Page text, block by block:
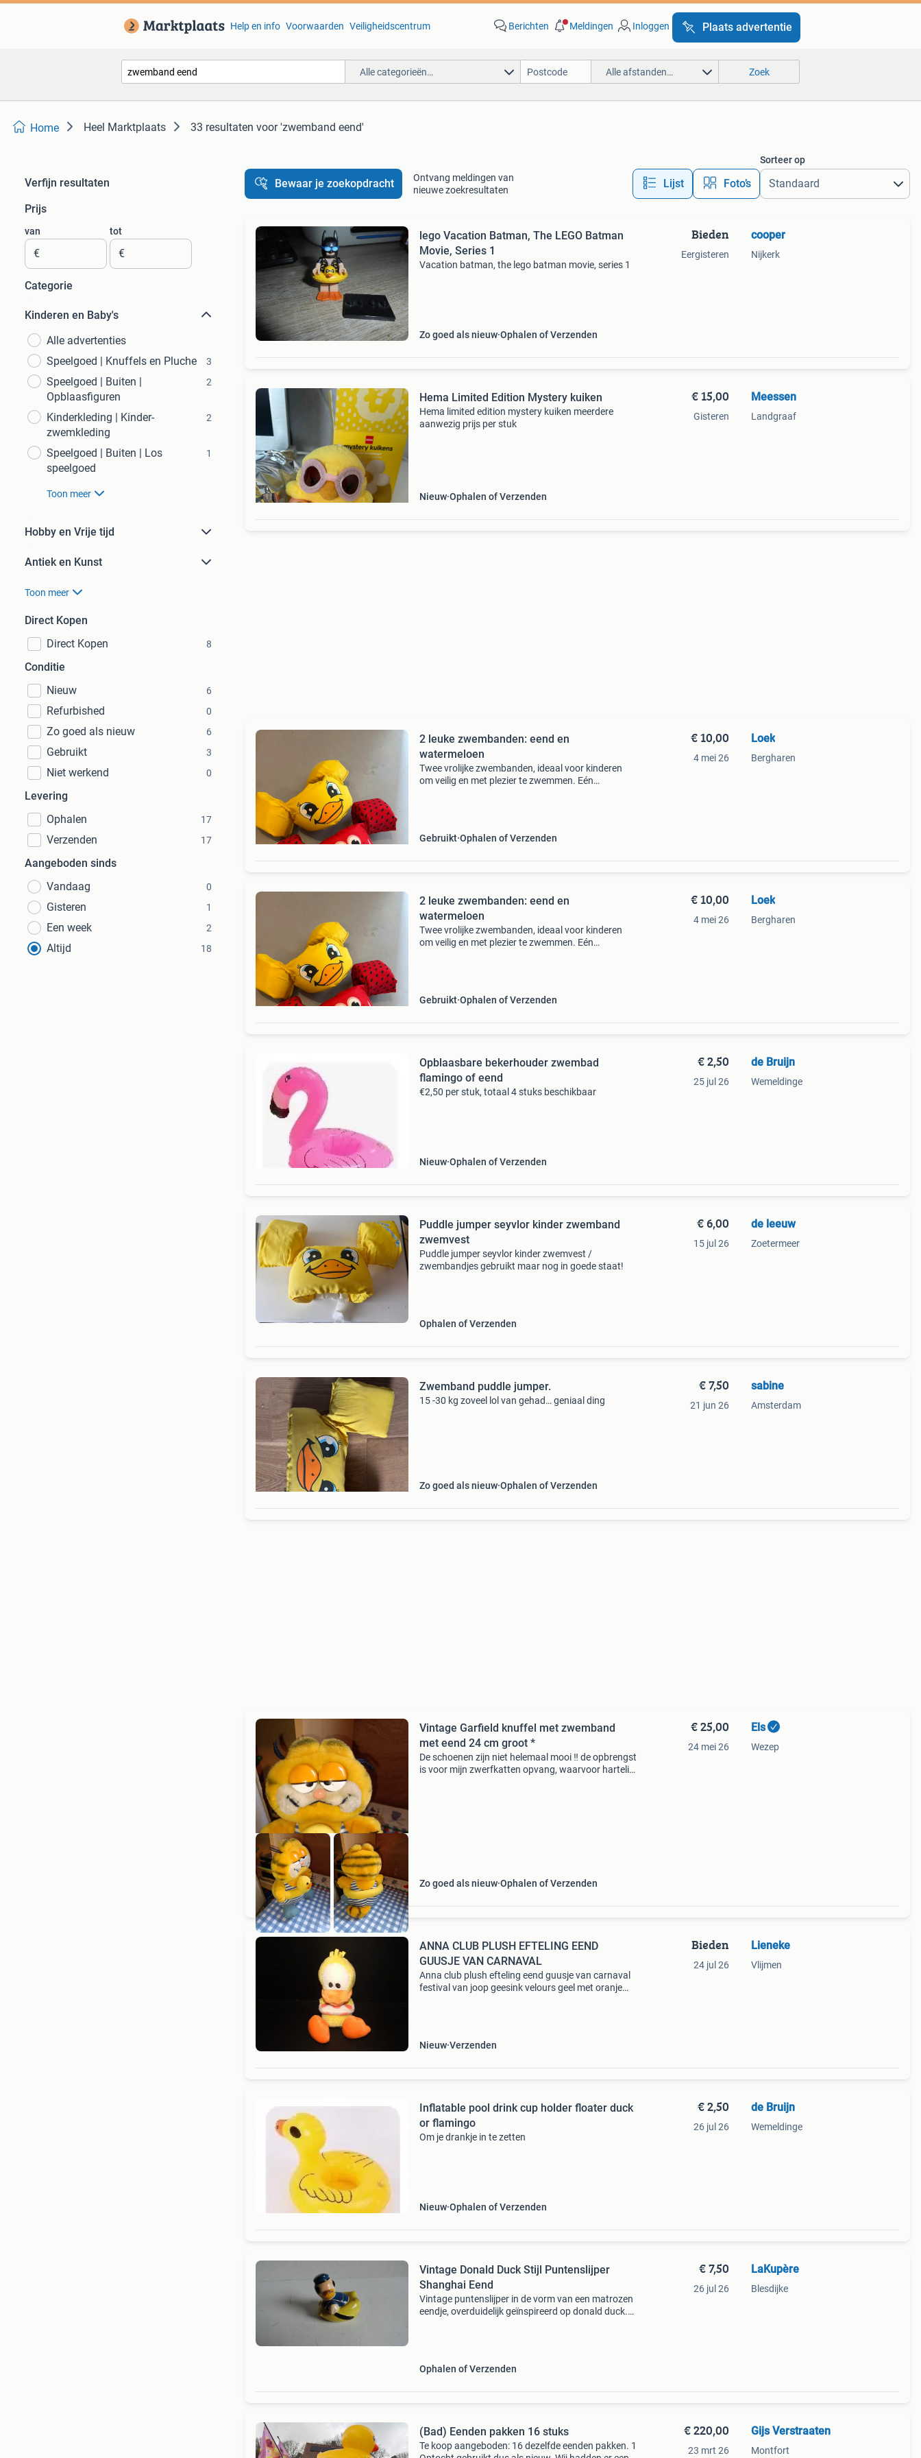
Help en info Voorwaarden Veiligheidscentrum Berichten Meldingen Inloggen Plaats advertentie
Alle categorieën… Alle afstanden… Zoek
Home Heel Marktplaats 33 resultaten voor 'zwemband eend'
Verfijn resultaten
Prijs
van
€
tot
€
Categorie
Kinderen en Baby's
Alle advertenties
Speelgoed | Knuffels en Pluche
3
Speelgoed | Buiten |
Opblaasfiguren
2
Kinderkleding | Kinder-
zwemkleding
2
Speelgoed | Buiten | Los
speelgoed
1
Toon meer
Hobby en Vrije tijd
Antiek en Kunst
Toon meer
Direct Kopen
Direct Kopen
8
Conditie
Nieuw
6
Refurbished 0
Zo goed als nieuw 6
Gebruikt 3
Niet werkend 0
Levering
Ophalen
17
Verzenden 17
Aangeboden sinds
Vandaag
0
Gisteren 1
Een week 2
Altijd 18
Bewaar je zoekopdracht
Ontvang meldingen van
nieuwe zoekresultaten
Lijst Foto’s
Sorteer op
lego Vacation Batman, The LEGO Batman
Movie, Series 1
Vacation batman, the lego batman movie, series 1
Zo goed als nieuw Ophalen of Verzenden
Bieden
Eergisteren
cooper
Nijkerk
Hema Limited Edition Mystery kuiken
Hema limited edition mystery kuiken meerdere
aanwezig prijs per stuk
Nieuw Ophalen of Verzenden
€ 15,00
Gisteren
Meessen
Landgraaf
2 leuke zwembanden: eend en
watermeloen
Twee vrolijke zwembanden, ideaal voor kinderen
om veilig en met plezier te zwemmen. Eén
Gebruikt Ophalen of Verzenden
€ 10,00
4 mei 26
Loek
Bergharen
2 leuke zwembanden: eend en
watermeloen
Twee vrolijke zwembanden, ideaal voor kinderen
om veilig en met plezier te zwemmen. Eén
Gebruikt Ophalen of Verzenden
€ 10,00
4 mei 26
Loek
Bergharen
Opblaasbare bekerhouder zwembad
flamingo of eend
€2,50 per stuk, totaal 4 stuks beschikbaar
Nieuw Ophalen of Verzenden
€ 2,50
25 jul 26
de Bruijn
Wemeldinge
Puddle jumper seyvlor kinder zwemband
zwemvest
Puddle jumper seyvlor kinder zwemvest /
zwembandjes gebruikt maar nog in goede staat!
Ophalen of Verzenden
€ 6,00
15 jul 26
de leeuw
Zoetermeer
Zwemband puddle jumper.
15 -30 kg zoveel lol van gehad… geniaal ding
Zo goed als nieuw Ophalen of Verzenden
€ 7,50
21 jun 26
sabine
Amsterdam
Vintage Garfield knuffel met zwemband
met eend 24 cm groot *
De schoenen zijn niet helemaal mooi ‼️ de opbrengst
is voor mijn zwerfkatten opvang, waarvoor hartelijk
Zo goed als nieuw Ophalen of Verzenden
€ 25,00
24 mei 26
Els
Wezep
ANNA CLUB PLUSH EFTELING EEND
GUUSJE VAN CARNAVAL
Anna club plush efteling eend guusje van carnaval
festival van joop geesink velours geel met oranje
Nieuw Verzenden
Bieden
24 jul 26
Lieneke
Vlijmen
Inflatable pool drink cup holder floater duck
or flamingo
Om je drankje in te zetten
Nieuw Ophalen of Verzenden
€ 2,50
26 jul 26
de Bruijn
Wemeldinge
Vintage Donald Duck Stijl Puntenslijper
Shanghai Eend
Vintage puntenslijper in de vorm van een matrozen
eendje, overduidelijk geïnspireerd op donald duck.
Ophalen of Verzenden
€ 7,50
26 jul 26
LaKupère
Blesdijke
(Bad) Eenden pakken 16 stuks
Te koop aangeboden: 16 dezelfde eenden pakken. 1
€ 220,00
23 mrt 26
Gijs Verstraaten
Montfort